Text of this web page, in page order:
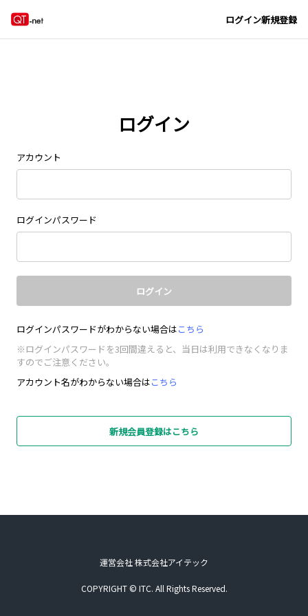
ログイン新規登録
ログイン
アカウント
ログインパスワード
ログイン
ログインパスワードがわからない場合はこちら
※ログインパスワードを3回間違えると、当日は利用できなくなりま
すのでご注意ください。
アカウント名がわからない場合はこちら
新規会員登録はこちら
運営会社 株式会社アイテック
COPYRIGHT © ITC. All Rights Reserved.